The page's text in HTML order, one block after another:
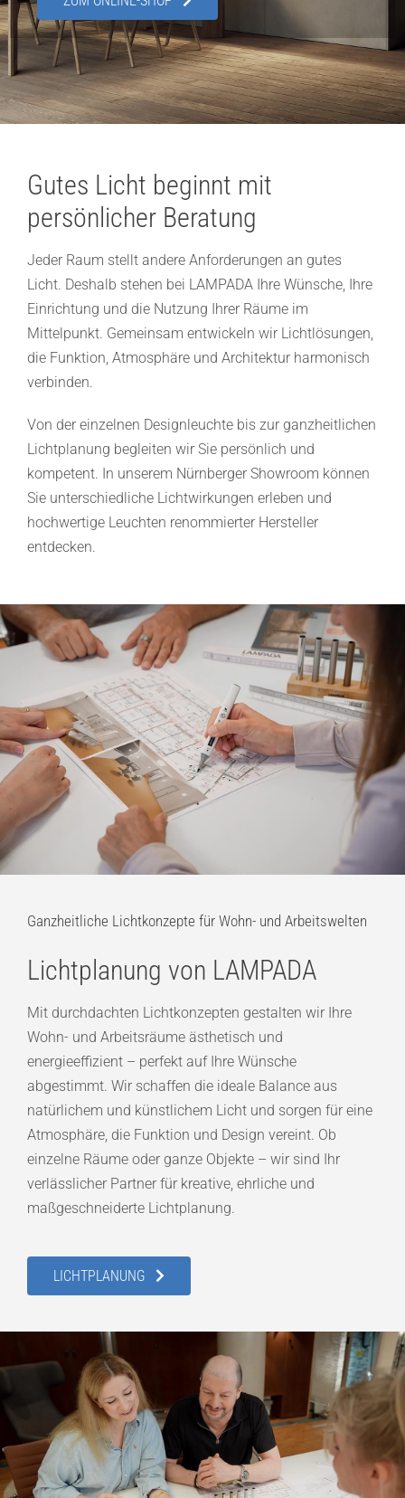
Showroom
Über uns
Kontakt
Gutes Licht beginnt mit
persönlicher Beratung
Jeder Raum stellt andere Anforderungen an gutes
Licht. Deshalb stehen bei LAMPADA Ihre Wünsche, Ihre
Einrichtung und die Nutzung Ihrer Räume im
Mittelpunkt. Gemeinsam entwickeln wir Lichtlösungen,
die Funktion, Atmosphäre und Architektur harmonisch
verbinden.
Von der einzelnen Designleuchte bis zur ganzheitlichen
Lichtplanung begleiten wir Sie persönlich und
kompetent. In unserem Nürnberger Showroom können
Sie unterschiedliche Lichtwirkungen erleben und
hochwertige Leuchten renommierter Hersteller
entdecken.
Ganzheitliche Lichtkonzepte für Wohn- und Arbeitswelten
Lichtplanung von LAMPADA
Mit durchdachten Lichtkonzepten gestalten wir Ihre
Wohn- und Arbeitsräume ästhetisch und
energieeffizient – perfekt auf Ihre Wünsche
abgestimmt. Wir schaffen die ideale Balance aus
natürlichem und künstlichem Licht und sorgen für eine
Atmosphäre, die Funktion und Design vereint. Ob
einzelne Räume oder ganze Objekte – wir sind Ihr
verlässlicher Partner für kreative, ehrliche und
maßgeschneiderte Lichtplanung.
LICHTPLANUNG